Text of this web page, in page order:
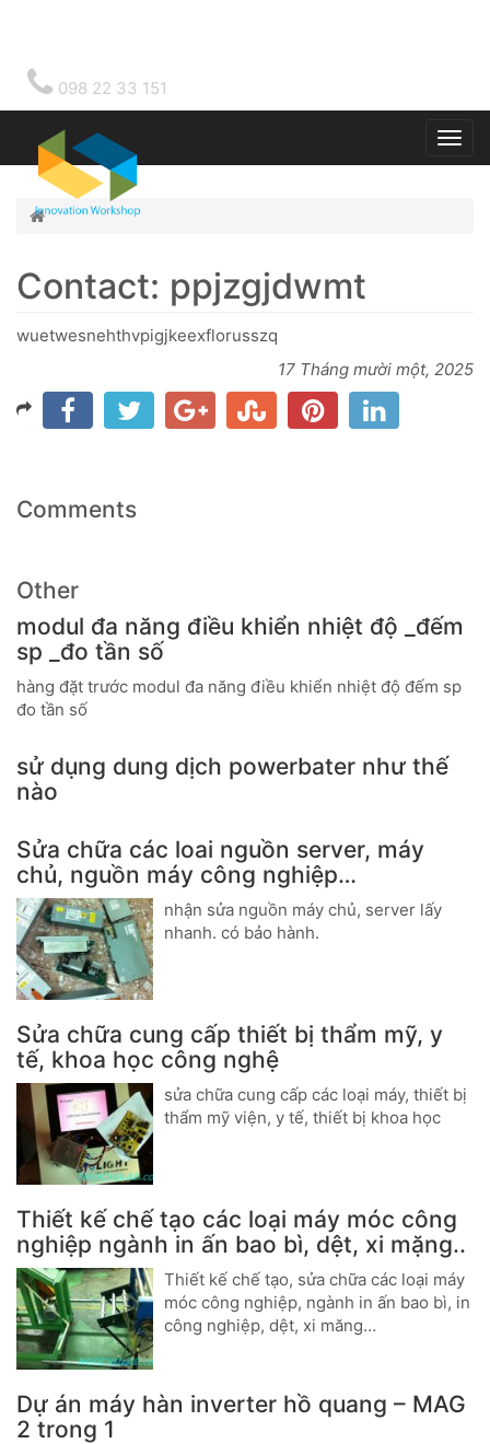
098 22 33 151
Home
Contact: ppjzgjdwmt
wuetwesnehthvpigjkeexflorusszq
17 Tháng mười một, 2025
Comments
Other
modul đa năng điều khiển nhiệt độ _đếm
sp _đo tần số
hàng đặt trước modul đa năng điều khiển nhiệt độ đếm sp
đo tần số
sử dụng dung dịch powerbater như thế
nào
Sửa chữa các loai nguồn server, máy
chủ, nguồn máy công nghiệp…
nhận sửa nguồn máy chủ, server lấy
nhanh. có bảo hành.
Sửa chữa cung cấp thiết bị thẩm mỹ, y
tế, khoa học công nghệ
sửa chữa cung cấp các loại máy, thiết bị
thẩm mỹ viện, y tế, thiết bị khoa học
Thiết kế chế tạo các loại máy móc công
nghiệp ngành in ấn bao bì, dệt, xi mặng..
Thiết kế chế tạo, sửa chữa các loại máy
móc công nghiệp, ngành in ấn bao bì, in
công nghiệp, dệt, xi măng…
Dự án máy hàn inverter hồ quang – MAG
2 trong 1